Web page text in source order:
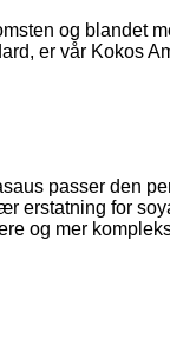
og blandet
er vår Kokos
passer den
erstatning for
og mer